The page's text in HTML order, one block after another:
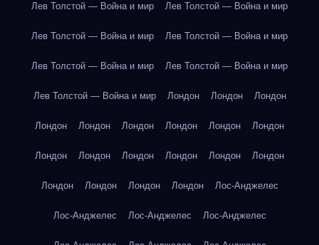
Лев Толстой — Война и мир Лев Толстой — Война и мир
Лев Толстой — Война и мир Лев Толстой — Война и мир
Лев Толстой — Война и мир Лев Толстой — Война и мир
Лев Толстой — Война и мир Лондон Лондон Лондон
Лондон Лондон Лондон Лондон Лондон Лондон
Лондон Лондон Лондон Лондон Лондон Лондон
Лондон Лондон Лондон Лондон Лос-Анджелес
Лос-Анджелес Лос-Анджелес Лос-Анджелес